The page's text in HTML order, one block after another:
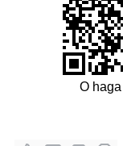
O haga